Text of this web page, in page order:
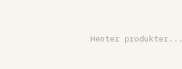
Henter produkter...